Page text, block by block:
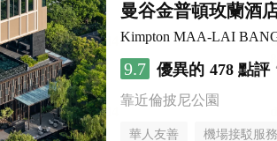
曼谷金普頓玫蘭酒
Kimpton MAA-LAI
9.7 優異的 478 點評
靠近倫披尼公園
華人友善 機場接駁服務